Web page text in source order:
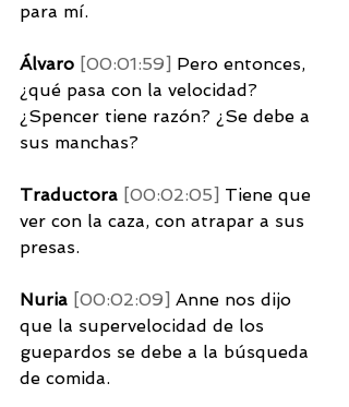
para mí.
Álvaro [00:01:59] Pero entonces,
¿qué pasa con la velocidad?
¿Spencer tiene razón? ¿Se debe a
sus manchas?
Traductora [00:02:05] Tiene que
ver con la caza, con atrapar a sus
presas.
Nuria [00:02:09] Anne nos dijo
que la supervelocidad de los
guepardos se debe a la búsqueda
de comida.